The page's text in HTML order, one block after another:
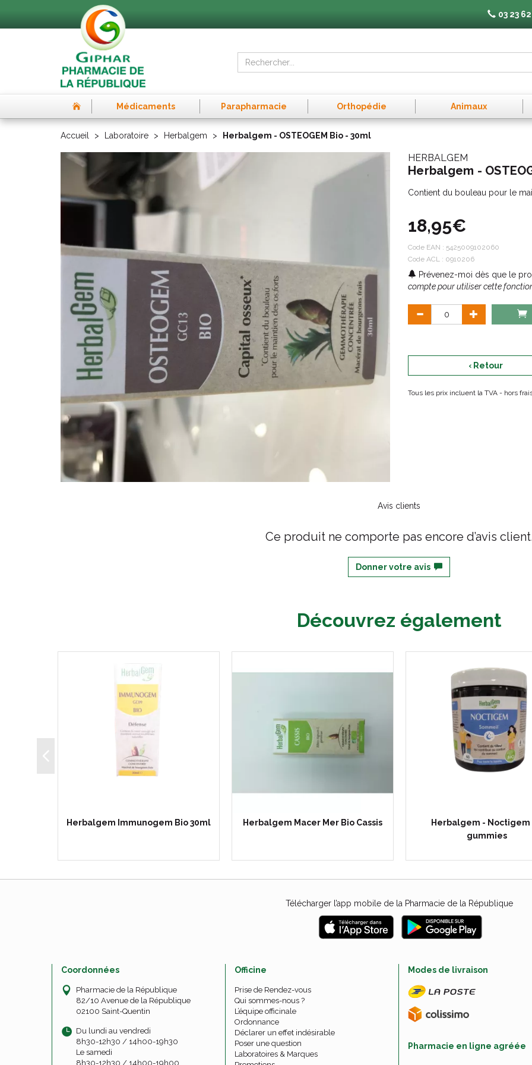
03 23
Médicaments Parapharmacie Orthopédie Animaux
Accueil Laboratoire Herbalgem Herbalgem - OSTEOGEM Bio - 30ml
HERBALGEM
Herbalgem -
Contient du bouleau pour le
18,95€
Code EAN : 5425009102060
Code ACL : 0910206
Prévenez-moi dès que le
compte pour utiliser cette
‹ Retour
Tous les prix incluent la TVA - hors
Avis clients
Ce produit ne comporte pas encore d’avis
Donner votre avis
Découvrez également
Herbalgem Immunogem Bio 30ml Herbalgem Macer Mer Bio Cassis
Herbalgem - Noctigem
gummies
Télécharger l’app mobile de la Pharmacie de la République
Coordonnées
Pharmacie de la République
82/10 Avenue de la République
02100 Saint-Quentin
Du lundi au vendredi
8h30-12h30 / 14h00-19h30
Le samedi
8h30-12h30 / 14h00-19h00
Officine
Prise de Rendez-vous
Qui sommes-nous ?
L’équipe officinale
Ordonnance
Déclarer un effet indésirable
Poser une question
Laboratoires & Marques
Modes de livraison
Pharmacie en ligne agréée